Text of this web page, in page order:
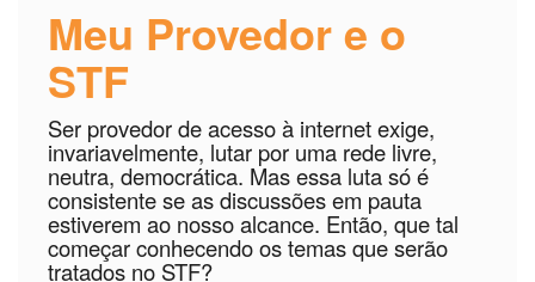
Meu Provedor e o
STF
Ser provedor de acesso à internet exige,
invariavelmente, lutar por uma rede livre,
neutra, democrática. Mas essa luta só é
consistente se as discussões em pauta
estiverem ao nosso alcance. Então, que tal
começar conhecendo os temas que serão
tratados no STF?